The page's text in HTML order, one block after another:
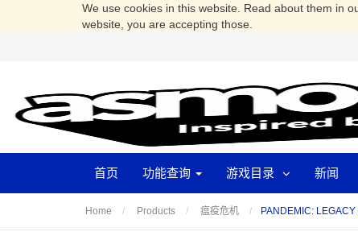
We use cookies in this website. Read about them in
website, you are accepting those.
首页 功能查询 游戏目录 新闻
Home Products 瘟疫危机 PANDEMIC: